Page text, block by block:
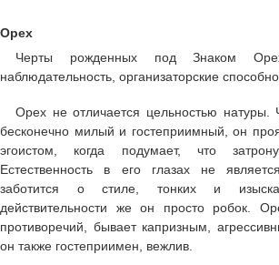
Орех
Черты рожденных под Знаком
наблюдательность, организаторские
Орех не отличается цельностью натуры.
бесконечно милый и гостеприимный, он
эгоистом, когда подумает, что
Естественность в его глазах не
заботится о стиле, тонких и
действительности же он просто робок.
противоречий, бывает капризным,
он также гостеприимен, вежлив.